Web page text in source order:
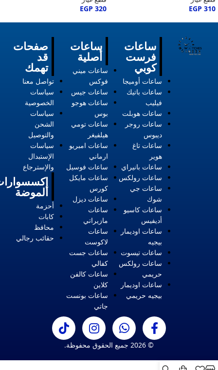
EGP 310
EGP 320
صفحات
قد
تهمك
تواصل معنا
سياسات
الخصوصية
سياسات
الشحن
والتوصيل
سياسات
الإستبدال
والإسترجاع
الموضة
أحزمة
كابات
محافظ
حقائب رجالي
ساعات
أصلية
ساعات ميني
فوكس
ساعات جيس
ساعات هوجو
بوس
ساعات تومي
هيلفيغر
ساعات امبريو
ارماني
ساعات فوسيل
ساعات مايكل
كورس
ساعات ديزل
ساعات
مازيراتي
ساعات
لاكوست
ساعات جست
كفالي
ساعات كالفن
كلاين
ساعات بونست
جاتي
ساعات
فرست
كوبي
ساعات أوميجا
ساعات باتيك
فيليب
ساعات هوبلت
ساعات روجر
ديبوس
ساعات تاغ
هوير
ساعات بانيراي
ساعات رولكس
ساعات جي
شوك
ساعات كاسيو
أديفيس
ساعات اوديمار
بيجيه
ساعات تيسوت
ساعات رولكس
حريمي
ساعات اوديمار
بيجيه حريمي
© 2026 جميع الحقوق محفوظة.